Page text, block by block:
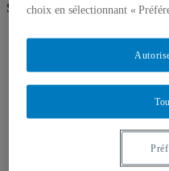
Suivez-nous
Facebook
Étudier en
Nos programmes
Étudiants
Futurs étudiants
Soutien financier
choix en sélectionnant «